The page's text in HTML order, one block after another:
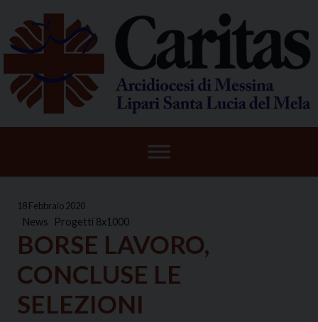
content
18 Febbraio 2020
News Progetti 8x1000
BORSE LAVORO,
CONCLUSE LE
SELEZIONI